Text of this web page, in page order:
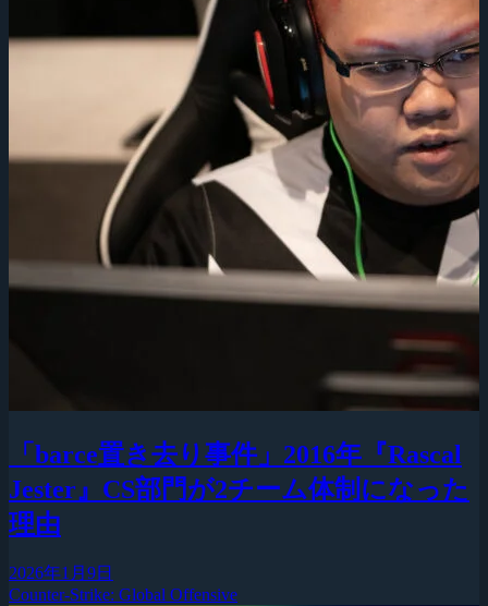
「barce置き去り事件」2016年『Rascal
Jester』CS部門が2チーム体制になった
理由
2026年1月9日
Counter-Strike: Global Offensive